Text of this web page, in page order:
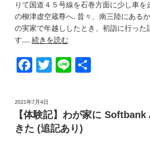
りて国道４５号線を石巻方面に少し車を
の柳津虚空蔵尊へ. 昔々、南三陸にある
の実家で年越ししたとき、初詣に行った
す.... 続きを読む
F
c
e
b
T
er
Li
投
日:
2021年7月4日
【体験記】わが家に
きた (追記あり)